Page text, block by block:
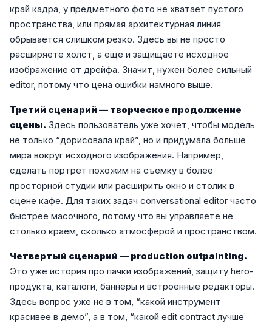
край кадра, у предметного фото не хватает пустого
пространства, или прямая архитектурная линия
обрывается слишком резко. Здесь вы не просто
расширяете холст, а еще и защищаете исходное
изображение от дрейфа. Значит, нужен более сильный
editor, потому что цена ошибки намного выше.
Третий сценарий — творческое продолжение
сцены. Здесь пользователь уже хочет, чтобы модель
не только “дорисовала край”, но и придумала больше
мира вокруг исходного изображения. Например,
сделать портрет похожим на съемку в более
просторной студии или расширить окно и столик в
сцене кафе. Для таких задач conversational editor часто
быстрее масочного, потому что вы управляете не
столько краем, сколько атмосферой и пространством.
Четвертый сценарий — production outpainting.
Это уже история про пачки изображений, защиту hero-
продукта, каталоги, баннеры и встроенные редакторы.
Здесь вопрос уже не в том, “какой инструмент
красивее в демо”, а в том, “какой edit contract лучше